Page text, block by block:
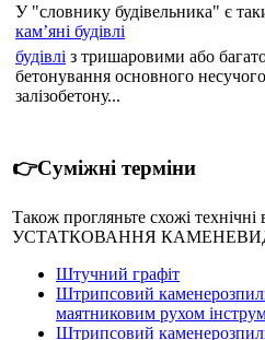
У "словнику будівельника" є
кам’яні будівлі
будівлі з тришаровими або
бетонування основного
залізобетону...
👉Суміжні терміни
Також прогляньте схожі
УСТАТКОВАННЯ
Штучний графіт
Штрипсовий
маятниковим рухом
Штрипсовий